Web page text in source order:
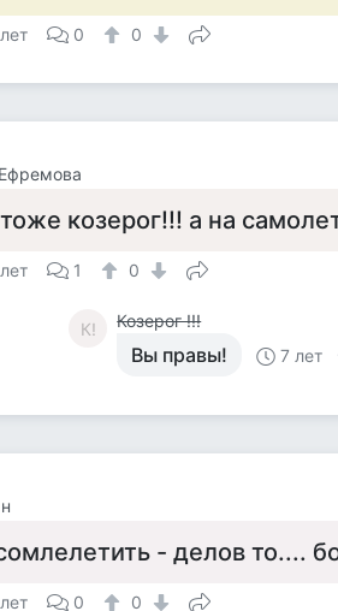
0 0
козерог!!! а на
1 0
К! Козерог !!!
Вы правы! 7 лет
- делов то....
0 0